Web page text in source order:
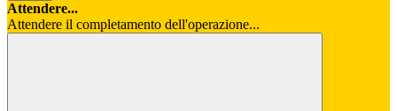
Attendere...
Attendere il completamento dell'operazione...